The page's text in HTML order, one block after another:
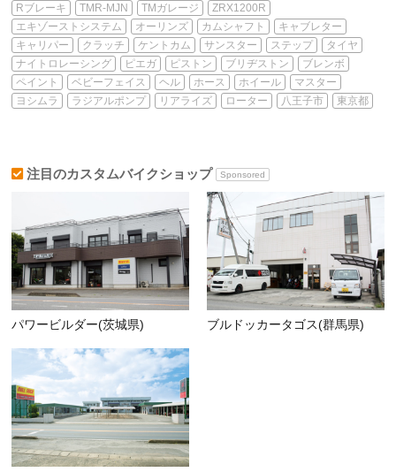
Rブレーキ
TMR-MJN TMガレージ
ZRX1200R
エキゾーストシステム
オーリンズ カムシャフト
キャブレター
キャリパー
クラッチ ケントカム サンスター ステップ
タイヤ
ナイトロレーシング
ピエガ ピストン ブリヂストン
ブレンボ
ペイント
ベビーフェイス ヘル ホース ホイール
マスター
ヨシムラ
ラジアルポンプ リアライズ ローター 八王子市 東京都
注目のカスタムバイクショップ Sponsored
パワービルダー(茨城県) ブルドッカータゴス(群馬県)